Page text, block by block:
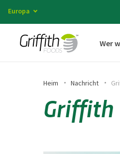
Europa
Wer
Heim Nachricht
Griffith